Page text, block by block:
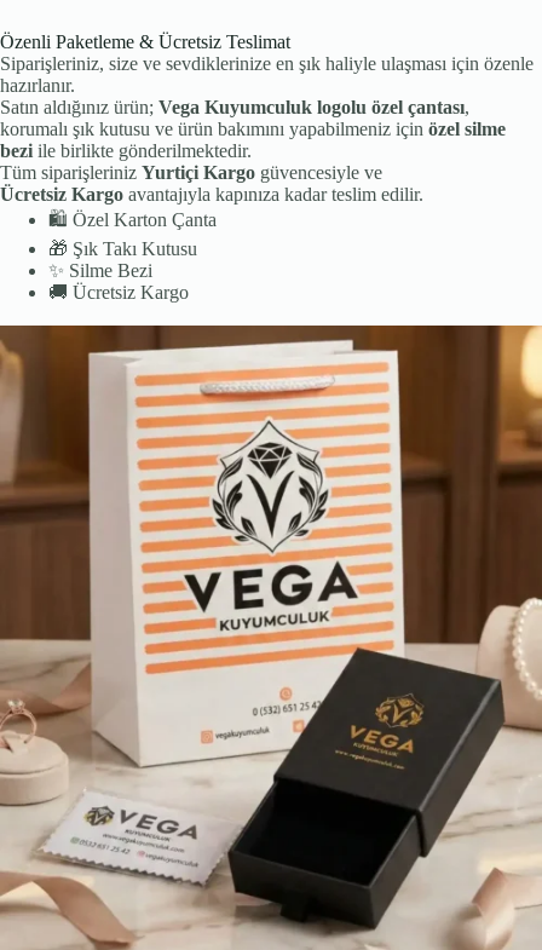
Özenli Paketleme & Ücretsiz Teslimat
Siparişleriniz, size ve sevdiklerinize en şık haliyle ulaşması için özenle
hazırlanır.
Satın aldığınız ürün; Vega Kuyumculuk logolu özel çantası,
korumalı şık kutusu ve ürün bakımını yapabilmeniz için özel silme
bezi ile birlikte gönderilmektedir.
Tüm siparişleriniz Yurtiçi Kargo güvencesiyle ve
Ücretsiz Kargo avantajıyla kapınıza kadar teslim edilir.
🛍️ Özel Karton Çanta
🎁 Şık Takı Kutusu
✨ Silme Bezi
🚚 Ücretsiz Kargo